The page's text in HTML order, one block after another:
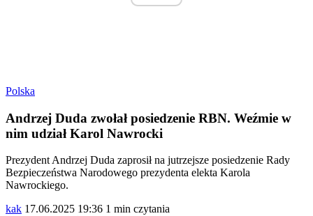
Polska
Andrzej Duda zwołał posiedzenie RBN. Weźmie w
nim udział Karol Nawrocki
Prezydent Andrzej Duda zaprosił na jutrzejsze posiedzenie Rady
Bezpieczeństwa Narodowego prezydenta elekta Karola
Nawrockiego.
kak 17.06.2025 19:36 1 min czytania